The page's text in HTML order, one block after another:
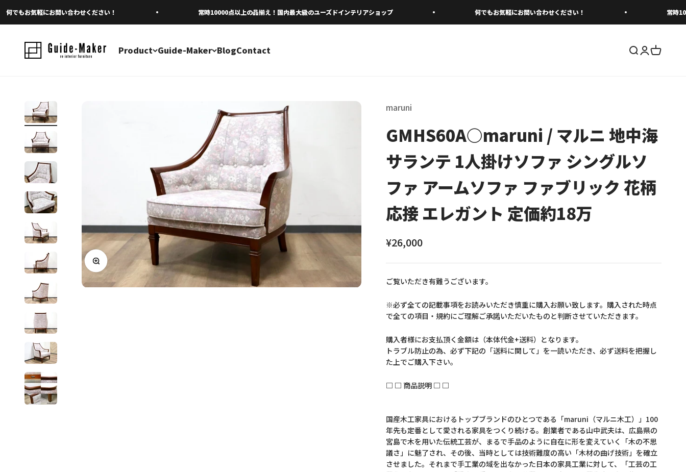
もお気軽にお問い合わせください！ 常時10000点以上の品揃え！国内最大級のユーズドインテリアショップ 何でもお気軽にお問い合わせください！ 常時10000
Product Guide-Maker BlogContact 検索を開く
アカウント
カートを
ズームイン
maruni
GMHS60A○maruni / マルニ 地中海
サランテ 1人掛けソファ シングルソ
ファ アームソファ ファブリック 花柄
応接 エレガント 定価約18万
セール価格
¥26,000
ご覧いただき有難うございます。
※必ず全ての記載事項をお読みいただき慎重に購入お願い致します。購入された時点
で全ての項目・規約にご理解ご承諾いただいたものと判断させていただきます。
購入者様にお支払頂く金額は（本体代金+送料）となります。
トラブル防止の為、必ず下記の「送料に関して」を一読いただき、必ず送料を把握し
た上でご購入下さい。
□ □ 商品説明 □ □
国産木工家具におけるトップブランドのひとつである「maruni（マルニ木工）」100
年先も定番として愛される家具をつくり続ける。創業者である山中武夫は、広島県の
宮島で木を用いた伝統工芸が、まるで手品のように自在に形を変えていく「木の不思
議さ」に魅了され、その後、当時としては技術難度の高い「木材の曲げ技術」を確立
させました。それまで手工業の域を出なかった日本の家具工業に対して、「工芸の工